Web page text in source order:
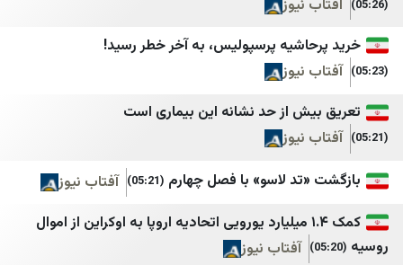
صيدا اون لاين
Good-Press
الأحداث 24
جديدنا
ميغافون
وكالة أنباء آسيا
LibnaNews
ديمقراطية نيوز
Cumhuriyet
Ege Haber
Finansın Gündemi
نیوز
پرسپولیس، به آخر خطر رسید!
نیوز
از حد نشانه این بیماری است
نیوز
لاسو» با فصل چهارم (05:21)
آفتاب نیوز
کمک ۱.۴ میلیارد یورویی اتحادیه اروپا به اوکراین از اموال
آفتاب نیوز